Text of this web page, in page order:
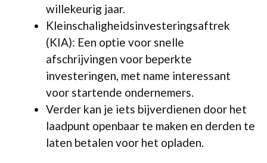
willekeurig jaar.
Kleinschaligheidsinvesteringsaftrek
(KIA): Een optie voor snelle
afschrijvingen voor beperkte
investeringen, met name interessant
voor startende ondernemers.
Verder kan je iets bijverdienen door het
laadpunt openbaar te maken en derden te
laten betalen voor het opladen.